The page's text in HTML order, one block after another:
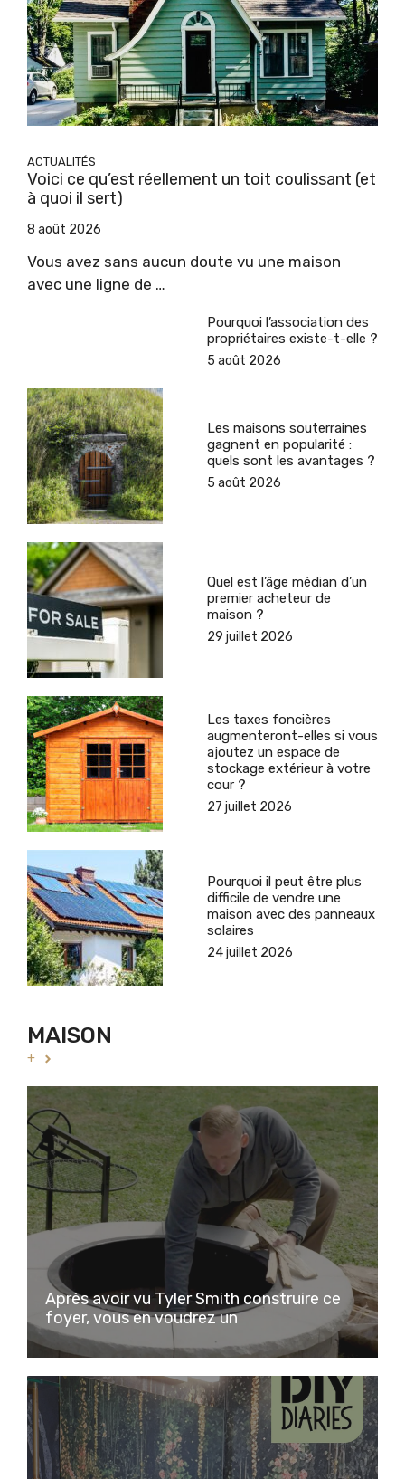
ACTUALITÉS
Voici ce qu’est réellement un toit coulissant (et
à quoi il sert)
8 août 2026
Vous avez sans aucun doute vu une maison
avec une ligne de …
Pourquoi l’association des
propriétaires existe-t-elle ?
5 août 2026
Les maisons souterraines
gagnent en popularité :
quels sont les avantages ?
5 août 2026
Quel est l’âge médian d’un
premier acheteur de
maison ?
29 juillet 2026
Les taxes foncières
augmenteront-elles si vous
ajoutez un espace de
stockage extérieur à votre
cour ?
27 juillet 2026
Pourquoi il peut être plus
difficile de vendre une
maison avec des panneaux
solaires
24 juillet 2026
MAISON
+
Après avoir vu Tyler Smith construire ce
foyer, vous en voudrez un